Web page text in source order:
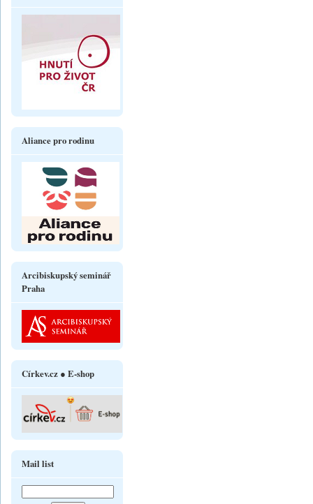
Aliance pro rodinu
Arcibiskupský seminář
Praha
Církev.cz ● E-shop
Mail list